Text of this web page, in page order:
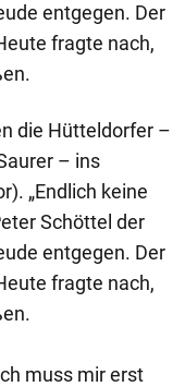
entgegen. Der
fragte nach,
die Hütteldorfer –
– ins
„Endlich keine
Schöttel der
entgegen. Der
fragte nach,
muss mir erst